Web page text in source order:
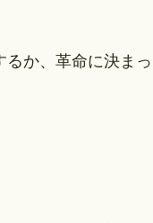
か、革命に決まっ